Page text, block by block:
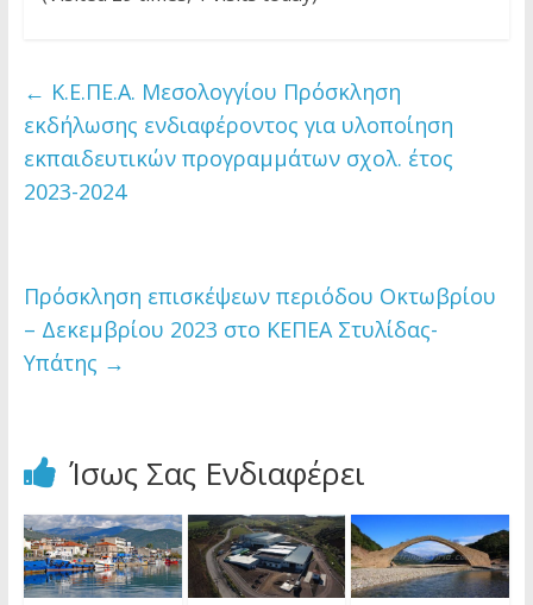
← Κ.Ε.ΠΕ.Α. Μεσολογγίου Πρόσκληση
εκδήλωσης ενδιαφέροντος για υλοποίηση
εκπαιδευτικών προγραµµάτων σχολ. έτος
2023-2024
Πρόσκληση επισκέψεων περιόδου Οκτωβρίου
– Δεκεμβρίου 2023 στο ΚΕΠΕΑ Στυλίδας-
Υπάτης →
Ίσως Σας Ενδιαφέρει